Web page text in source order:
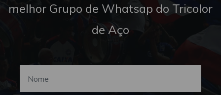
melhor Grupo de Whatsap do Tricolor
de Aço